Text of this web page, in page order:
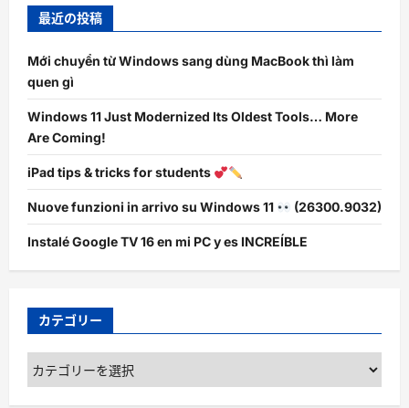
最近の投稿
Mới chuyển từ Windows sang dùng MacBook thì làm
quen gì
Windows 11 Just Modernized Its Oldest Tools… More
Are Coming!
iPad tips & tricks for students
Nuove funzioni in arrivo su Windows 11 (26300.9032)
Instalé Google TV 16 en mi PC y es INCREÍBLE
カテゴリー
カ
テ
ゴ